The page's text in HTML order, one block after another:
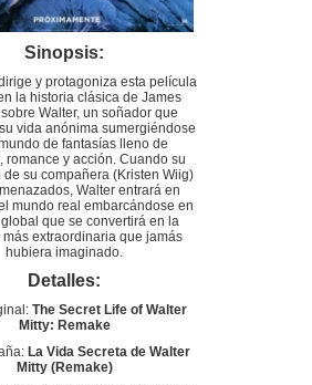
Sinopsis:
y protagoniza esta película
la historia clásica de James
Walter, un soñador que
vida anónima sumergiéndose
de fantasías lleno de
romance y acción. Cuando su
de su compañera (Kristen Wiig)
Walter entrará en
mundo real embarcándose en
que se convertirá en la
más extraordinaria que jamás
hubiera imaginado.
Detalles:
The Secret Life of Walter
Mitty: Remake
La Vida Secreta de Walter
Mitty (Remake)